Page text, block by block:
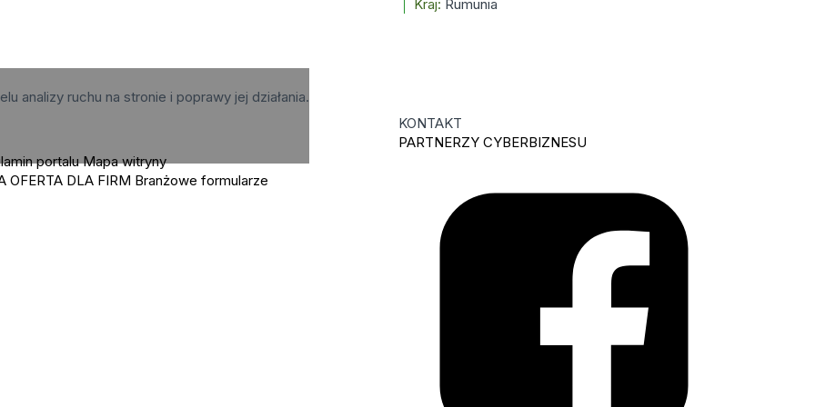
Kraj: Rumunia
analizy ruchu na stronie i poprawy jej działania.
portalu Mapa witryny
OFERTA DLA FIRM Branżowe formularze
KONTAKT
PARTNERZY CYBERBIZNESU